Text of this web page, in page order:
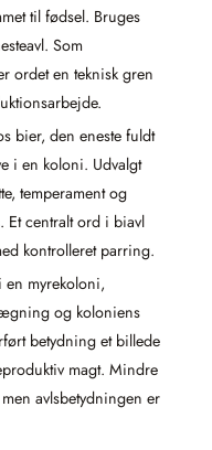
til fødsel. Bruges
Som
ordet en teknisk gren
bier, den eneste fuldt
i en koloni. Udvalgt
temperament og
Et centralt ord i biavl
kontrolleret parring.
en myrekoloni,
og koloniens
betydning et billede
magt. Mindre
avlsbetydningen er